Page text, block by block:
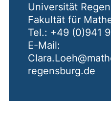
Universität
Fakultät für
Tel.: +49 (0)941
E-Mail:
regensburg.de